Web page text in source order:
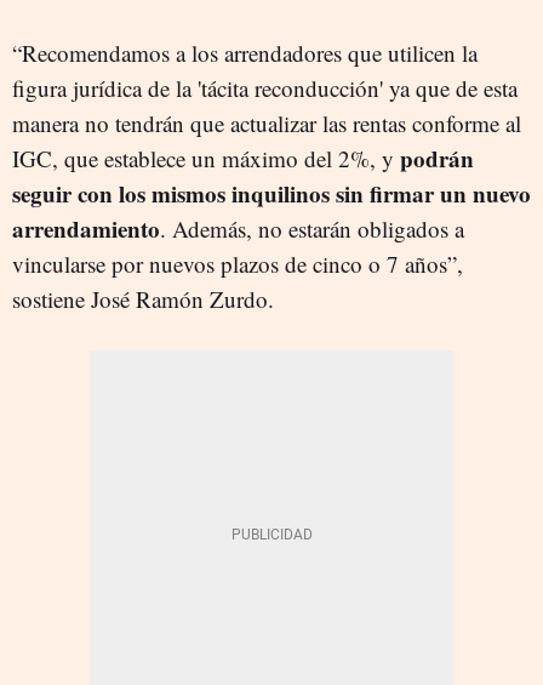
“Recomendamos a los arrendadores que utilicen la
figura jurídica de la 'tácita reconducción' ya que de esta
manera no tendrán que actualizar las rentas conforme al
IGC, que establece un máximo del 2%, y podrán
seguir con los mismos inquilinos sin firmar un nuevo
arrendamiento. Además, no estarán obligados a
vincularse por nuevos plazos de cinco o 7 años”,
sostiene José Ramón Zurdo.